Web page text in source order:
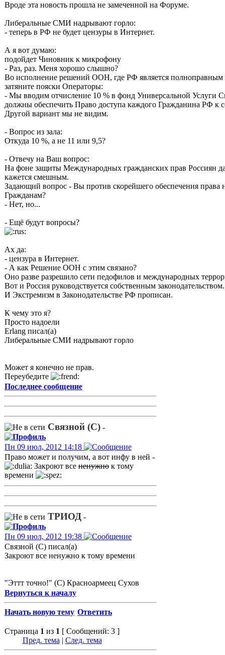
Вроде эта новость прошла не замеченной на Форуме.
Либеральные СМИ надрывают горло:
- теперь в РФ не будет цензуры в Интернет.
А я вот думаю:
подойдет Чиновник к микрофону
- Раз, раз. Меня хорошо слышно?
Во исполнение решений ООН, где РФ является полноправным
затяните пояски Операторы:
- Мы вводим отчисление 10 % в фонд Универсальной Услуги
должны обеспечить Право доступа каждого Гражданина РФ к
Другой вариант мы не видим.
- Вопрос из зала:
Откуда 10 %, а не 11 или 9,5?
- Отвечу на Ваш вопрос:
На фоне защиты Международных гражданских прав Россиян
кажется смешным.
Задающий вопрос - Вы против скорейшего обеспечения права
Гражданам?
- Нет, но...
- Ещё будут вопросы?
Ах да:
- цензура в Интернет.
- А как Решение ООН с этим связано?
Оно разве разрешило сети педофилов и международных
Вот и Россия руководствуется собственным законодательством.
И Экстремизм в Законодательстве РФ прописан.
К чему это я?
Просто надоели
Erlang писал(а)
Либеральные СМИ надрывают горло
Может я конечно не прав.
Переубедите
Последнее сообщение
Связной (С) -
Пн 09 июл, 2012 14:18
Право может и получим, а вот инфу в ней -
Закроют все ненужно к тому
времени
ТРИОД -
Пн 09 июл, 2012 19:38
Связной (С) писал(а)
Закроют все ненужно к тому времени
"Эттт точно!" (С) Красноармеец Сухов
Вернуться к началу
Начать новую тему Ответить
Страница 1 из 1 [ Сообщений: 3 ]
Пред. тема | След. тема